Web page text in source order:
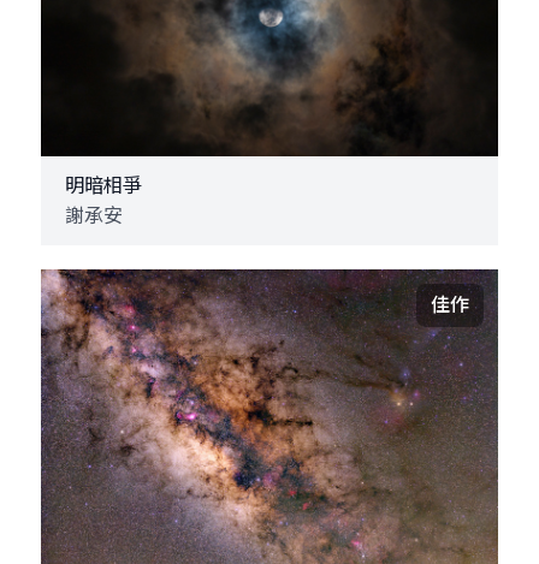
明暗相爭
謝承安
佳作